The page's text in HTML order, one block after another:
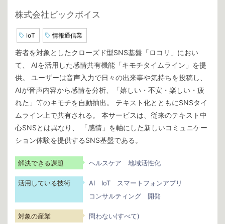
株式会社ビックボイス
IoT 情報通信業
若者を対象としたクローズド型SNS基盤「ロコリ」におい
て、 AIを活用した感情共有機能「キモチタイムライン」を提
供。 ユーザーは音声入力で日々の出来事や気持ちを投稿し、
AIが音声内容から感情を分析、「嬉しい・不安・楽しい・疲
れた」等のキモチを自動抽出。 テキスト化とともにSNSタイ
ムライン上で共有される。 本サービスは、従来のテキスト中
心SNSとは異なり、 「感情」を軸にした新しいコミュニケー
ション体験を提供するSNS基盤である。
解決できる課題 ヘルスケア 地域活性化
活用している技術 AI IoT
スマートフォンアプリ
コンサルティング
開発
対象の産業 問わない(すべて)